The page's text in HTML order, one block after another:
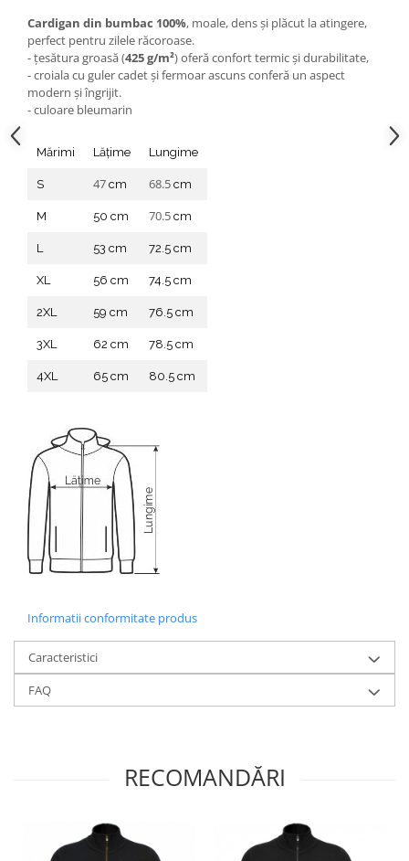
Cardigan din bumbac 100%, moale, dens și plăcut la atingere,
perfect pentru zilele răcoroase.
- țesătura groasă (425 g/m²) oferă confort termic și durabilitate,
- croiala cu guler cadet și fermoar ascuns conferă un aspect
modern și îngrijit.
- culoare bleumarin
Mărimi Lățime Lungime
S 47 cm 68.5 cm
M 50 cm 70.5 cm
L 53 cm 72.5 cm
XL 56 cm 74.5 cm
2XL 59 cm 76.5 cm
3XL 62 cm 78.5 cm
4XL 65 cm 80.5 cm
Informatii conformitate produs
Caracteristici
FAQ
RECOMANDĂRI